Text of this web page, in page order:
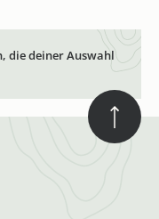
die deiner Auswahl